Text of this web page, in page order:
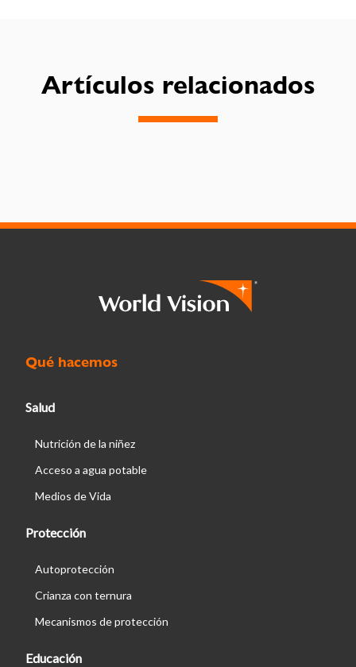
Artículos relacionados
Qué hacemos
Salud
Nutrición de la niñez
Acceso a agua potable
Medios de Vida
Protección
Autoprotección
Crianza con ternura
Mecanismos de protección
Educación